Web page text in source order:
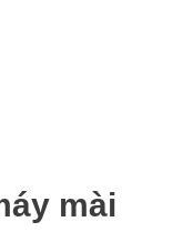
mài